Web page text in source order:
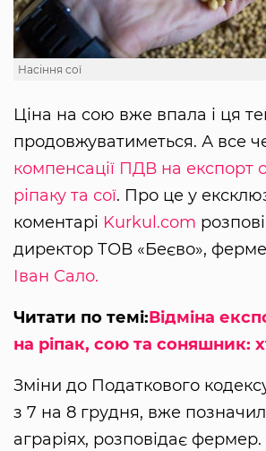
Насіння сої
Ціна на сою вже впала і ця
продовжуватиметься. А все
компенсації ПДВ на експорт
ріпаку та сої. Про це у
коментарі Kurkul.com
директор ТОВ «Беєво»,
Іван Сало.
Читати по темі:Відміна
на ріпак, сою та соняшник:
Зміни до Податкового
з 7 на 8 грудня, вже
аграріях, розповідає фермер.